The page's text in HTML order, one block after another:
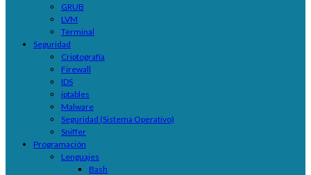
GRUB
LVM
Terminal
Seguridad
Criptografía
Firewall
IDS
iptables
Malware
Seguridad (Sistema Operativo)
Sniffer
Programación
Lenguajes
Bash